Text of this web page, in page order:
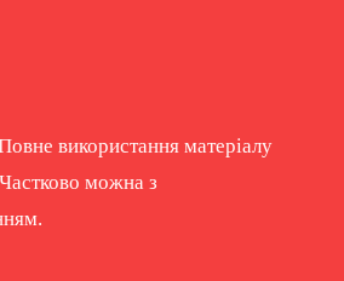
використання матеріалу
можна з